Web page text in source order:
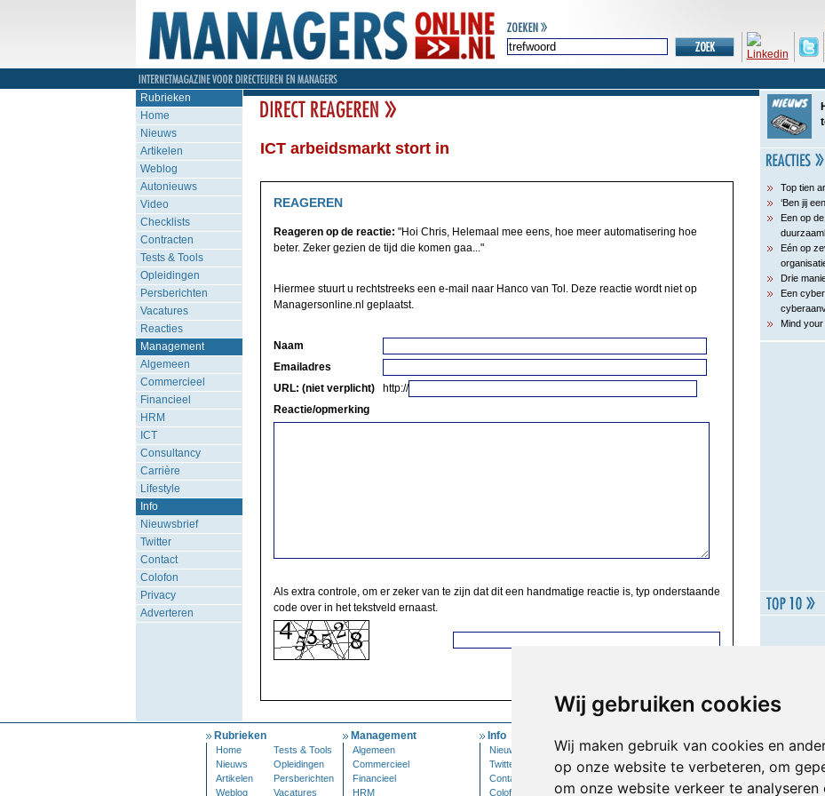
Wij gebruiken cookies
Wij maken gebruik van cookies en
op onze website te verbeteren, om
om onze website verkeer te
Rubrieken
Home
Nieuws
Artikelen
Weblog
Autonieuws
Video
Checklists
Contracten
Tests & Tools
Opleidingen
Persberichten
Vacatures
Reacties
Management
Algemeen
Commercieel
Financieel
HRM
ICT
Consultancy
Carrière
Lifestyle
Info
Nieuwsbrief
Twitter
Contact
Colofon
Privacy
Adverteren
ICT arbeidsmarkt stort in
REAGEREN
Reageren op de reactie: "Hoi Chris, Helemaal mee eens, hoe meer automatisering hoe
beter. Zeker gezien de tijd die komen gaa..."
Hiermee stuurt u rechtstreeks een e-mail naar Hanco van Tol. Deze reactie wordt niet op
Managersonline.nl geplaatst.
Naam
Emailadres
URL: (niet verplicht)
http://
Reactie/opmerking
Als extra controle, om er zeker van te zijn dat dit een handmatige reactie is, typ onderstaande
code over in het tekstveld ernaast.
Top tien
‘Ben jij
Een op
Eén op
Drie
Een
Mind
Rubrieken
Home
Tests & Tools
Nieuws
Opleidingen
Artikelen
Persberichten
Weblog
Vacatures
Management
Algemeen
Commercieel
Financieel
HRM
Info
Nieuwsbrief
Twitter
Contact
Colofon
Inloggen